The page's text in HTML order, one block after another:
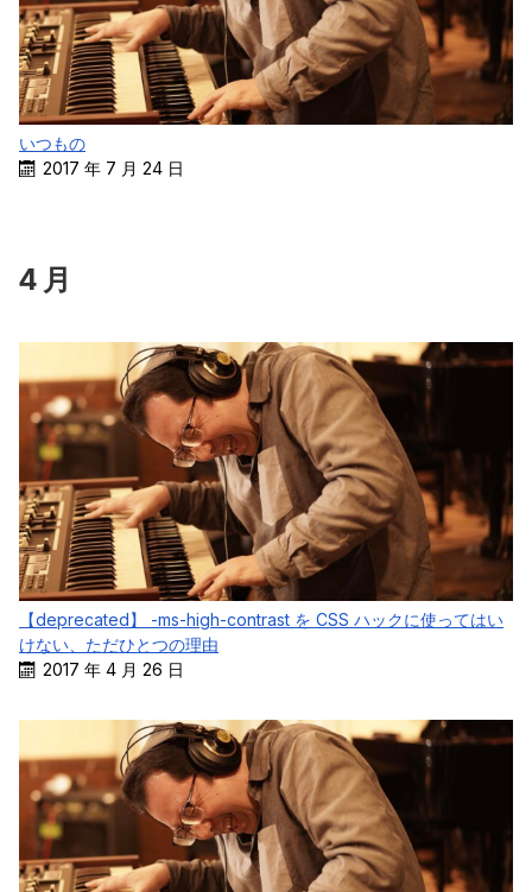
いつもの
2017 年 7 月 24 日
4 月
【deprecated】 -ms-high-contrast を CSS ハックに使ってはい
けない、ただひとつの理由
2017 年 4 月 26 日